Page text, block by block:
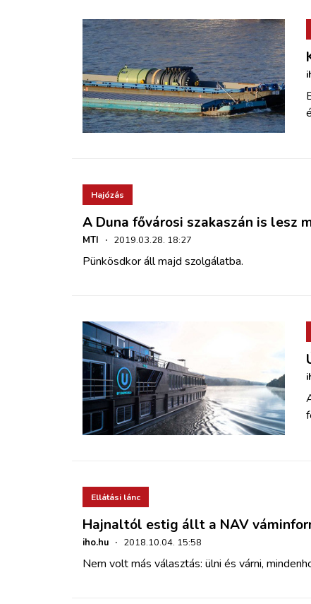
Hajózás
A Duna fővárosi szakaszán is lesz
MTI · 2019.03.28. 18:27
Pünkösdkor áll majd szolgálatba.
Ellátási lánc
Hajnaltól estig állt a NAV
iho.hu · 2018.10.04. 15:58
Nem volt más választás: ülni és várni,